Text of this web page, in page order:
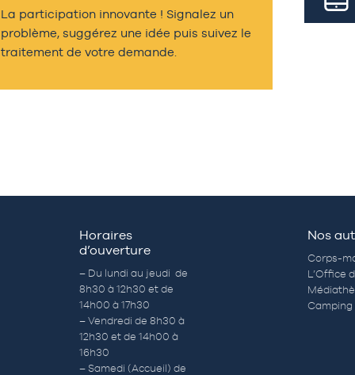
La participation innovante ! Signalez un
problème, suggérez une idée puis suivez le
traitement de votre demande.
Horaires
d’ouverture
– Du lundi au jeudi de
8h30 à 12h30 et de
14h00 à 17h30
– Vendredi de 8h30 à
12h30 et de 14h00 à
16h30
– Samedi (Accueil) de
Nos
Corps-
L’Office
Camping